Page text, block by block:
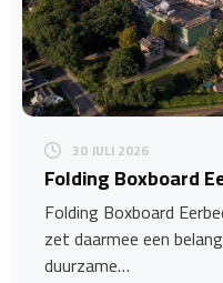
30 JULI 2026
Folding Boxboard
Folding Boxboard
zet daarmee een
duurzame…